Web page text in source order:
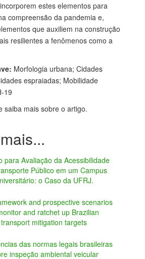
estes elementos para
compreensão da pandemia e,
que auxiliem na construção
resilientes a fenômenos como a
Morfologia urbana; Cidades
espraiadas; Mobilidade
19
saiba mais sobre o artigo.
para Avaliação da Acessibilidade
Público em um Campus
o Caso da UFRJ.
and prospective scenarios
and ratchet up Brazilian
transport mitigation targets
das normas legais brasileiras
inspeção ambiental veicular